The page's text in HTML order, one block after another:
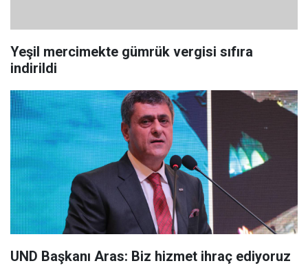
Yeşil mercimekte gümrük vergisi sıfıra
indirildi
UND Başkanı Aras: Biz hizmet ihraç ediyoruz